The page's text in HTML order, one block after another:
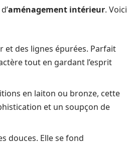
aménagement intérieur. Voici
et des lignes épurées. Parfait
tout en gardant l’esprit
en laiton ou bronze, cette
et un soupçon de
douces. Elle se fond